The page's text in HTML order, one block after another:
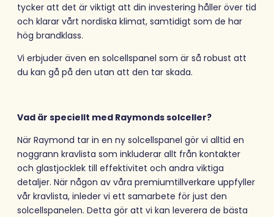
tycker att det är viktigt att din investering håller över tid
och klarar vårt nordiska klimat, samtidigt som de har
hög brandklass.
Vi erbjuder även en solcellspanel som är så robust att
du kan gå på den utan att den tar skada.
Vad är speciellt med Raymonds solceller?
När Raymond tar in en ny solcellspanel gör vi alltid en
noggrann kravlista som inkluderar allt från kontakter
och glastjocklek till effektivitet och andra viktiga
detaljer. När någon av våra premiumtillverkare uppfyller
vår kravlista, inleder vi ett samarbete för just den
solcellspanelen. Detta gör att vi kan leverera de bästa